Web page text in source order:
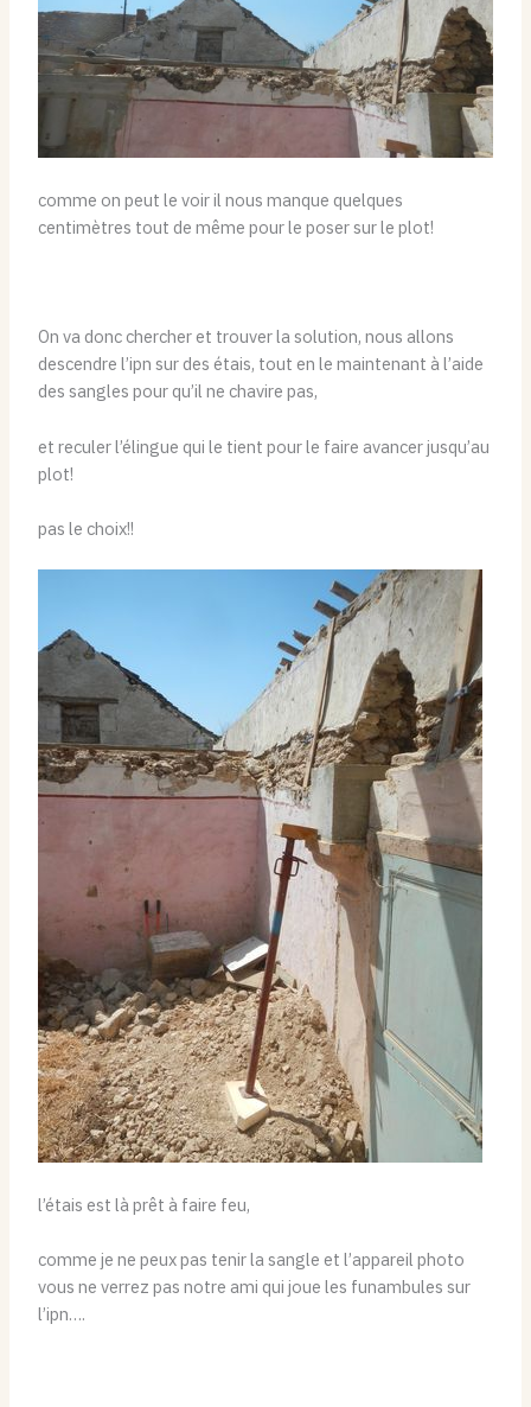
comme on peut le voir il nous manque quelques
centimètres tout de même pour le poser sur le plot!
On va donc chercher et trouver la solution, nous allons
descendre l’ipn sur des étais, tout en le maintenant à l’aide
des sangles pour qu’il ne chavire pas,
et reculer l’élingue qui le tient pour le faire avancer jusqu’au
plot!
pas le choix!!
l’étais est là prêt à faire feu,
comme je ne peux pas tenir la sangle et l’appareil photo
vous ne verrez pas notre ami qui joue les funambules sur
l’ipn….